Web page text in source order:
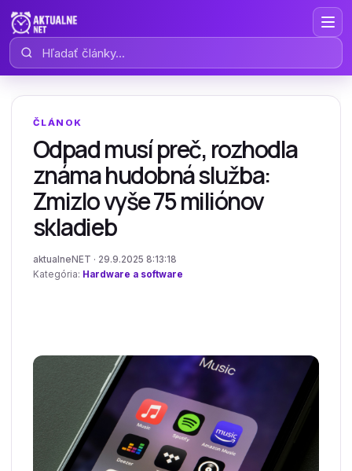
Hľadať články
ČLÁNOK
Odpad musí preč, rozhodla
známa hudobná služba:
Zmizlo vyše 75 miliónov
skladieb
aktualneNET · 29.9.2025 8:13:18
Kategória: Hardware a software